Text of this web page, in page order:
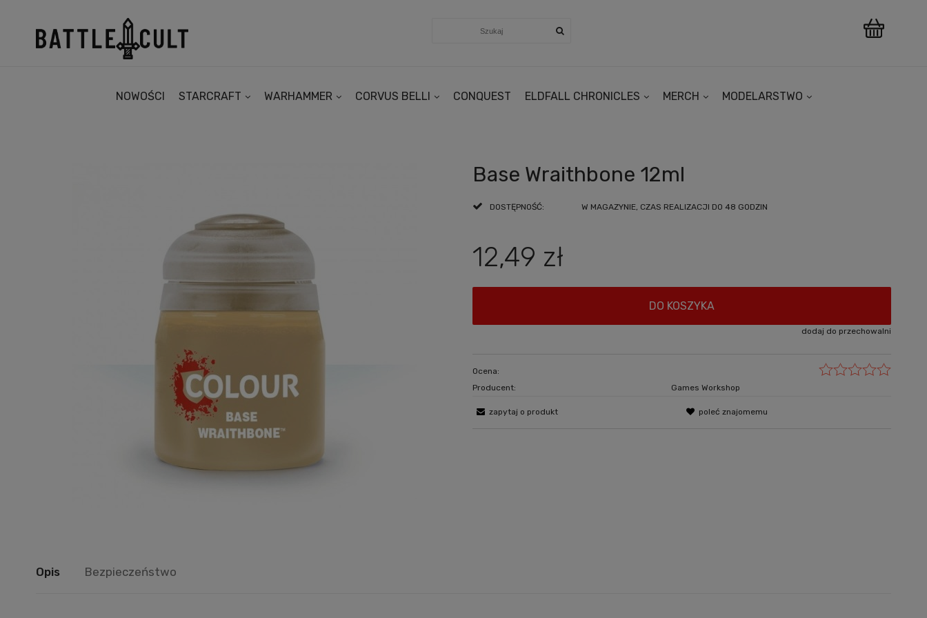
NOWOŚCI STARCRAFT WARHAMMER CORVUS BELLI CONQUEST ELDFALL CHRONICLES MERCH MODELARSTWO
Base Wraithbone 12ml
DOSTĘPNOŚĆ: W MAGAZYNIE, CZAS REALIZACJI DO 48 GODZIN
12,49 zł
DO KOSZYKA
dodaj do przechowalni
Ocena:
Producent:
Games Workshop
zapytaj o produkt poleć znajomemu
Opis Bezpieczeństwo